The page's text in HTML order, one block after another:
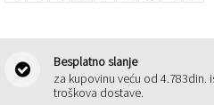
Besplatno slanje
za kupovinu veću od
troškova dostave.